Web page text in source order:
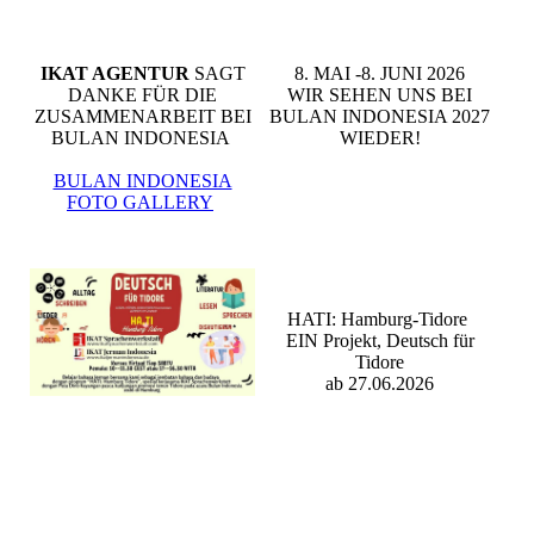
IKAT AGENTUR SAGT
DANKE FÜR DIE
ZUSAMMENARBEIT BEI
BULAN INDONESIA
BULAN INDONESIA
FOTO GALLERY
8. MAI -8. JUNI 2026
WIR SEHEN UNS BEI
BULAN INDONESIA 2027
WIEDER!
HATI: Hamburg-Tidore
EIN Projekt, Deutsch für
Tidore
ab 27.06.2026